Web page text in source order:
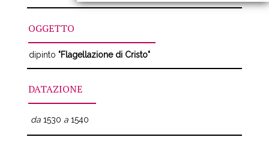
OGGETTO
dipinto "Flagellazione di Cristo"
DATAZIONE
da1530 a1540